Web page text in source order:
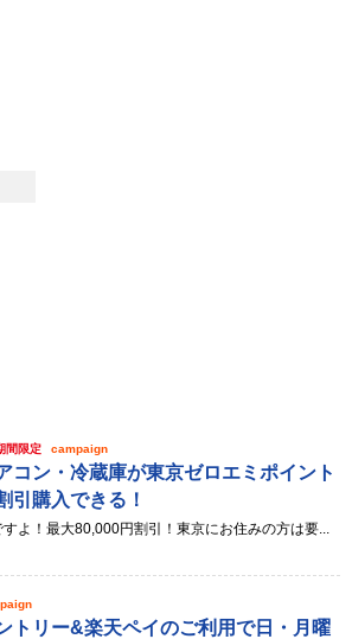
間限定 campaign
コン・冷蔵庫が東京ゼロエミポイント
引購入できる！
すよ！最大80,000円割引！東京にお住みの方は要...
トリー&楽天ペイのご利用で日・月曜